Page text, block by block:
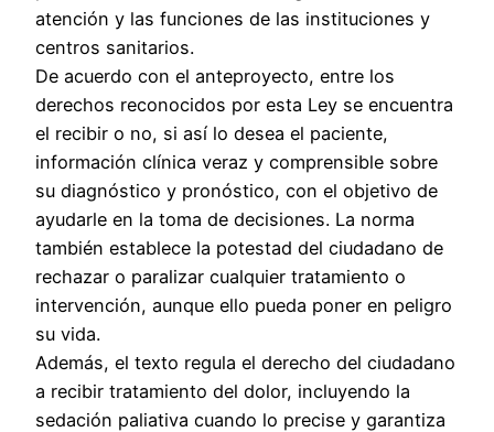
atención y las funciones de las instituciones y
centros sanitarios.
De acuerdo con el anteproyecto, entre los
derechos reconocidos por esta Ley se encuentra
el recibir o no, si así lo desea el paciente,
información clínica veraz y comprensible sobre
su diagnóstico y pronóstico, con el objetivo de
ayudarle en la toma de decisiones. La norma
también establece la potestad del ciudadano de
rechazar o paralizar cualquier tratamiento o
intervención, aunque ello pueda poner en peligro
su vida.
Además, el texto regula el derecho del ciudadano
a recibir tratamiento del dolor, incluyendo la
sedación paliativa cuando lo precise y garantiza